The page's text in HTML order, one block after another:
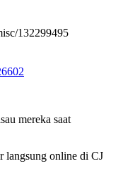
132299495
mereka saat
langsung online di CJ